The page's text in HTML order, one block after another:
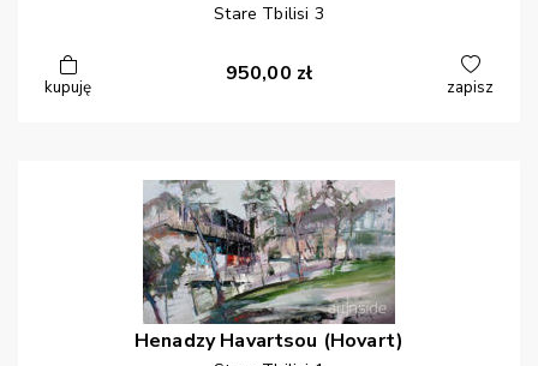
Stare Tbilisi 3
kupuję
950,00 zł
zapisz
Henadzy Havartsou (Hovart)